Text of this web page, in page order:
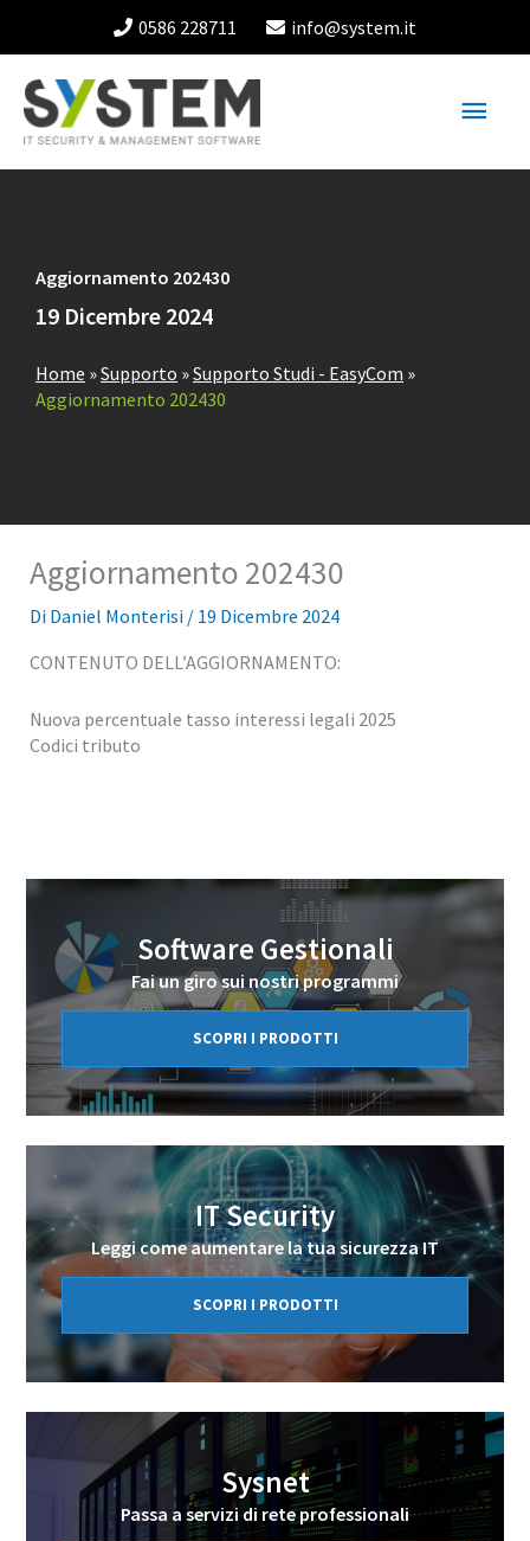
0586 228711 info@system.it
Aggiornamento 202430
19 Dicembre 2024
Home »Supporto »Supporto Studi - EasyCom »
Aggiornamento 202430
Aggiornamento 202430
Di Daniel Monterisi / 19 Dicembre 2024
CONTENUTO DELL’AGGIORNAMENTO:
Nuova percentuale tasso interessi legali 2025
Codici tributo
Software Gestionali
Fai un giro sui nostri programmi
SCOPRI I PRODOTTI
IT Security
Leggi come aumentare la tua sicurezza IT
SCOPRI I PRODOTTI
Sysnet
Passa a servizi di rete professionali